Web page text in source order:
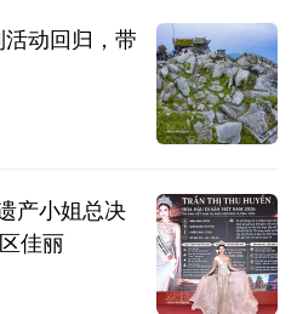
动回归，带
产小姐总决
佳丽